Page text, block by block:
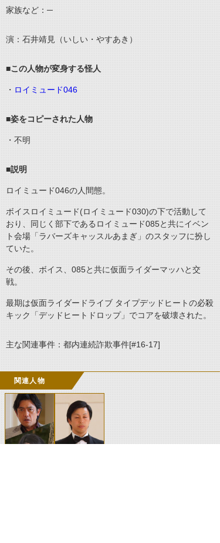
家族など：─
演：石井靖見（いしい・やすあき）
■この人物が変身する怪人
・ ロイミュード046
■姿をコピーされた人物
・不明
■説明
ロイミュード046の人間態。
ボイスロイミュード(ロイミュード030)の下で活動して
おり、同じく部下であるロイミュード085と共にイベン
ト会場「ラバーズキャッスルあまぎ」のスタッフに扮し
ていた。
その後、ボイス、085と共に仮面ライダーマッハと交
戦。
最期は仮面ライダードライブ タイプデッドヒートの必殺
キック「デッドヒートドロップ」でコアを破壊された。
主な関連事件：都内連続詐欺事件[#16-17]
関連人物